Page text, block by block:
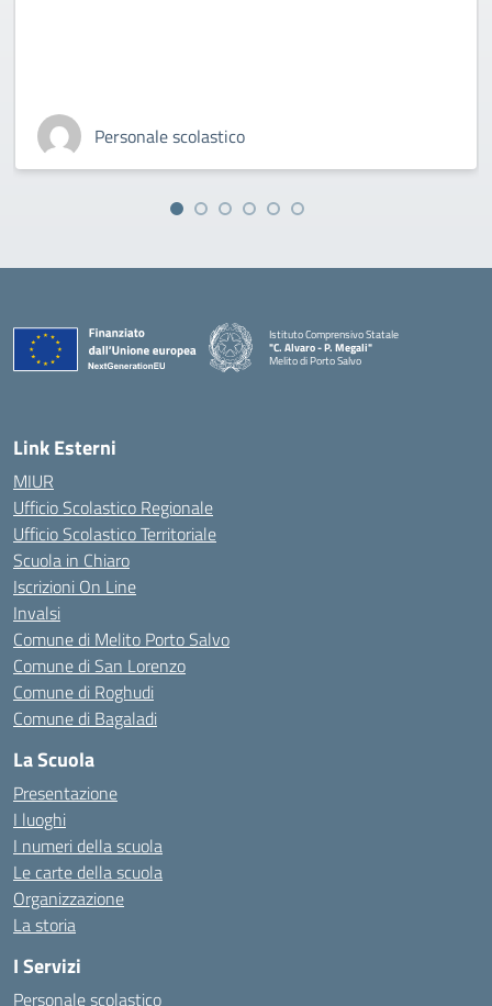
Personale scolastico
Istituto Comprensivo Statale
"C. Alvaro - P. Megali"
Melito di Porto Salvo
Link Esterni
MIUR
Ufficio Scolastico Regionale
Ufficio Scolastico Territoriale
Scuola in Chiaro
Iscrizioni On Line
Invalsi
Comune di Melito Porto Salvo
Comune di San Lorenzo
Comune di Roghudi
Comune di Bagaladi
La Scuola
Presentazione
I luoghi
I numeri della scuola
Le carte della scuola
Organizzazione
La storia
I Servizi
Personale scolastico